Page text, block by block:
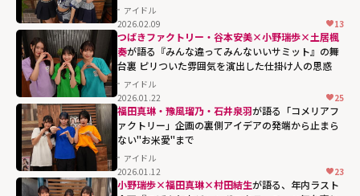
アイドル
2026.02.09
13
つばきファクトリー・谷本安美×小野瑞歩×土居楓
奏が語る『みんな違ってみんないいサミット』の舞
台裏 ピリついた雰囲気を演出した仕掛け人の思惑
アイドル
2026.01.22
25
福田真琳・豫風瑠乃・石井泉羽が語る「コメリアフ
ァクトリー」企画の裏側――アイデアの発端から止まら
ない"お米愛"まで
アイドル
2026.01.12
23
小野瑞歩×福田真琳×村田結生が語る、年内ラスト